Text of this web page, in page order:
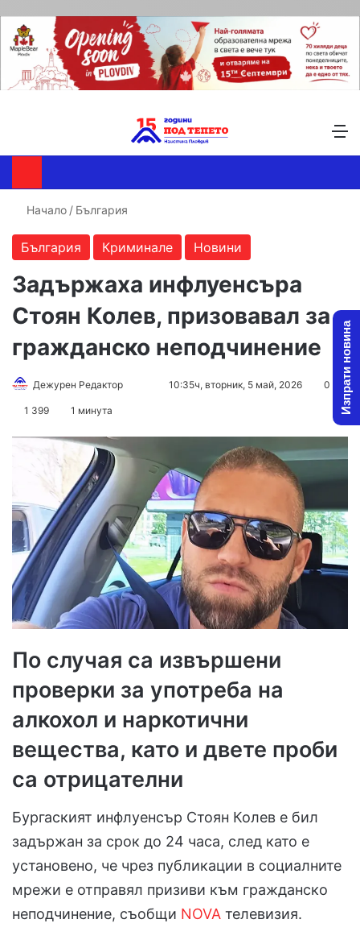
Начало / България
България Криминале Новини
Задържаха инфлуенсъра
Стоян Колев, призовавал за
гражданско неподчинение
Дежурен Редактор
Send10:35ч, вторник, 5 май, 2026 0
1 399 1 минута
По случая са извършени
проверки за употреба на
алкохол и наркотични
вещества, като и двете проби
са отрицателни
Бургаският инфлуенсър Стоян Колев е бил
задържан за срок до 24 часа, след като е
установено, че чрез публикации в социалните
мрежи е отправял призиви към гражданско
неподчинение, съобщи NOVA телевизия.
Изпрати новина